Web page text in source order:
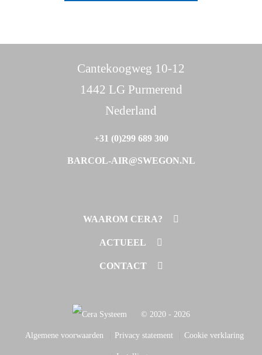
Cantekoogweg 10-12
1442 LG Purmerend
Nederland
+31 (0)299 689 300
BARCOL-AIR@SWEGON.NL
WAAROM CERA?
ONDERHOUDSVRIJ
TOTAALOPLOSSING
ACTUEEL
REFERENTIES
CONTACT
ROSENBERG
HC PS | INATHERM
© 2020 - 2026
Algemene voorwaarden Privacy statement Cookie verklaring